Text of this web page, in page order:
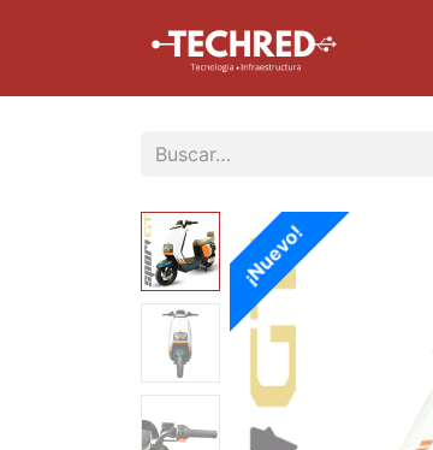
¡Nuevo!